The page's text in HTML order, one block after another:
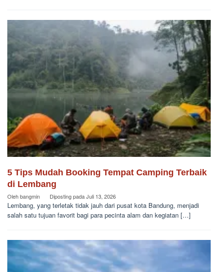
5 Tips Mudah Booking Tempat Camping Terbaik
di Lembang
Olehbangmin Diposting padaJuli 13, 2026
Lembang, yang terletak tidak jauh dari pusat kota Bandung, menjadi
salah satu tujuan favorit bagi para pecinta alam dan kegiatan […]